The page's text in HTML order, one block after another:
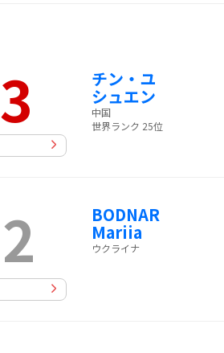
3 チン・ユ
シュエン
中国
世界ランク 25位
2 BODNAR
Mariia
ウクライナ